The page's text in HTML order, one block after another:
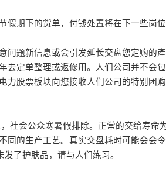
期下的货单，付钱处置将在下一些岗位
题新信息或会引发延长交盘您定购的
定单整理或返修用。人们公司并不会
股票板块向您接收人们公司的特别团
会公众寒暑假排除。正常的交给寿命
的生产工艺。真实交盘耗时可能会会
了护肤品，请与人们练习。